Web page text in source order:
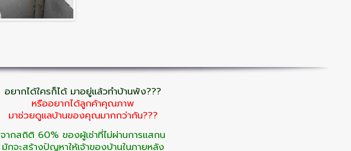
อยากได้ใครก็ได้ มาอยู่แล้วทำบ้านพัง???
หรืออยากได้ลูกค้าคุณภาพ
มาช่วยดูแลบ้านของคุณมากกว่ากัน???
จากสถิติ 60% ของผู้เช่าที่ไม่ผ่านการแสกน
มักจะสร้างปัญหาให้เจ้าของบ้านในภายหลัง